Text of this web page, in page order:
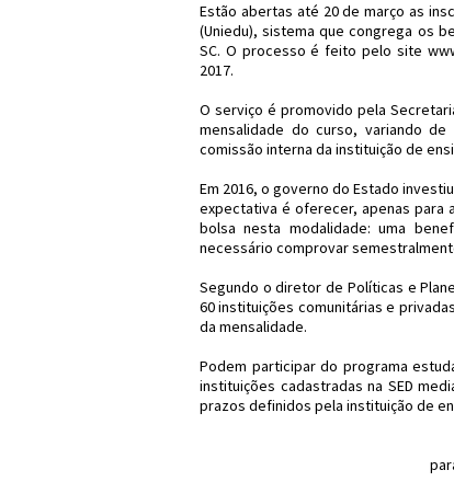
Estão abertas até 20 de março as
(Uniedu), sistema que congrega os
SC. O processo é feito pelo site
2017.
O serviço é promovido pela
mensalidade do curso, variando
comissão interna da instituição de
Em 2016, o governo do Estado
expectativa é oferecer, apenas para
bolsa nesta modalidade: uma
necessário comprovar
Segundo o diretor de Políticas e
60 instituições comunitárias e
da mensalidade.
Podem participar do programa
instituições cadastradas na SED
prazos definidos pela instituição de